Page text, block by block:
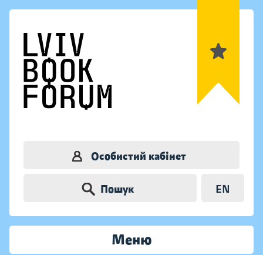
Особистий кабінет
Пошук EN
Меню